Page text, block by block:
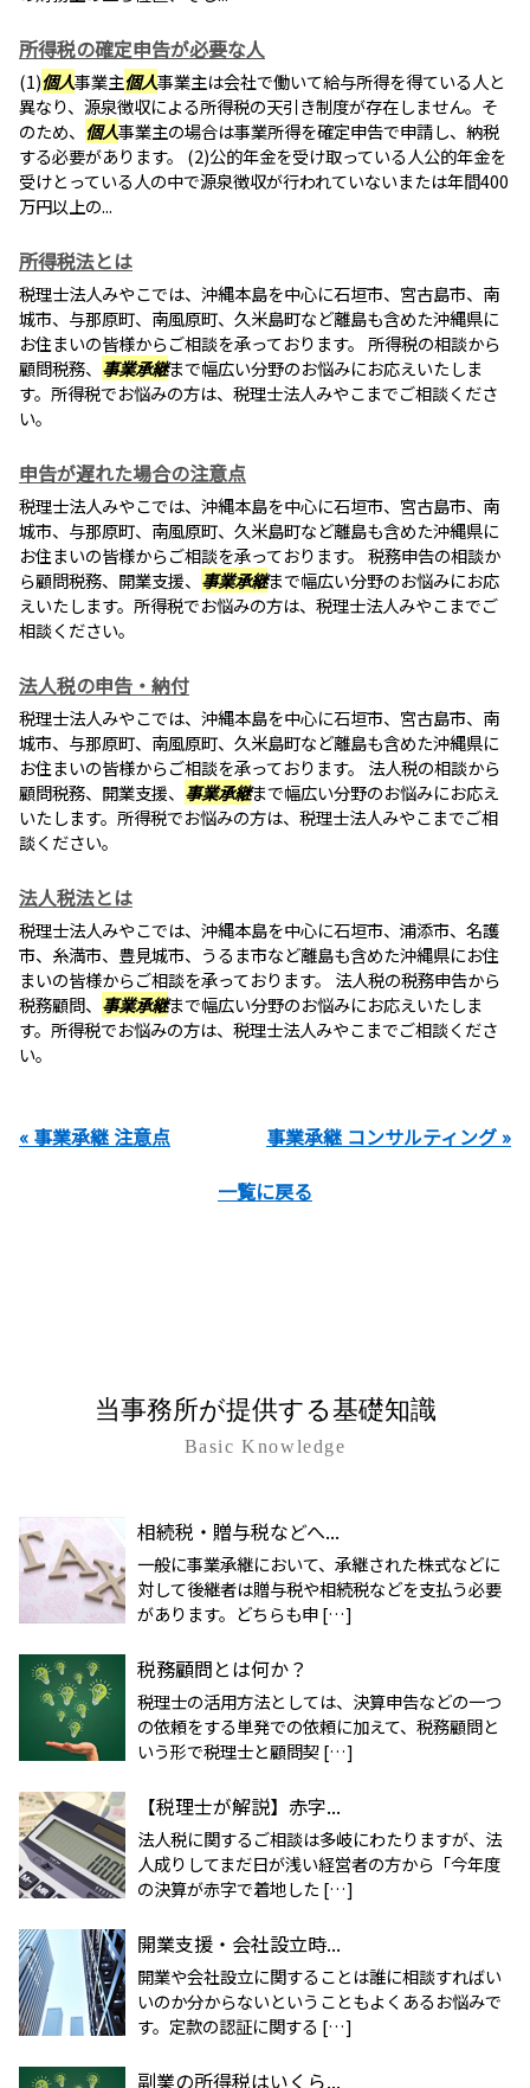
所得税の確定申告が必要な人
(1)個人事業主個人事業主は会社で働いて給与所得を得ている人と
異なり、源泉徴収による所得税の天引き制度が存在しません。そ
のため、 個人事業主の場合は事業所得を確定申告で申請し、納税
する必要があります。 (2)公的年金を受け取っている人公的年金を
受けとっている人の中で源泉徴収が行われていないまたは年間400
万円以上の...
所得税法とは
税理士法人みやこでは、沖縄本島を中心に石垣市、宮古島市、南
城市、与那原町、南風原町、久米島町など離島も含めた沖縄県に
お住まいの皆様からご相談を承っております。 所得税の相談から
顧問税務、 事業承継まで幅広い分野のお悩みにお応えいたしま
す。所得税でお悩みの方は、税理士法人みやこまでご相談くださ
い。
申告が遅れた場合の注意点
税理士法人みやこでは、沖縄本島を中心に石垣市、宮古島市、南
城市、与那原町、南風原町、久米島町など離島も含めた沖縄県に
お住まいの皆様からご相談を承っております。 税務申告の相談か
ら顧問税務、開業支援、 事業承継まで幅広い分野のお悩みにお応
えいたします。所得税でお悩みの方は、税理士法人みやこまでご
相談ください。
法人税の申告・納付
税理士法人みやこでは、沖縄本島を中心に石垣市、宮古島市、南
城市、与那原町、南風原町、久米島町など離島も含めた沖縄県に
お住まいの皆様からご相談を承っております。 法人税の相談から
顧問税務、開業支援、 事業承継まで幅広い分野のお悩みにお応え
いたします。所得税でお悩みの方は、税理士法人みやこまでご相
談ください。
法人税法とは
税理士法人みやこでは、沖縄本島を中心に石垣市、浦添市、名護
市、糸満市、豊見城市、うるま市など離島も含めた沖縄県にお住
まいの皆様からご相談を承っております。 法人税の税務申告から
税務顧問、 事業承継まで幅広い分野のお悩みにお応えいたしま
す。所得税でお悩みの方は、税理士法人みやこまでご相談くださ
い。
« 事業承継 注意点
事業承継 コンサルティング »
一覧に戻る
当事務所が提供する基礎知識
Basic Knowledge
相続税・贈与税などへ...
一般に事業承継において、承継された株式などに
対して後継者は贈与税や相続税などを支払う必要
があります。どちらも申 […]
税務顧問とは何か？
税理士の活用方法としては、決算申告などの一つ
の依頼をする単発での依頼に加えて、税務顧問と
いう形で税理士と顧問契 […]
【税理士が解説】赤字...
法人税に関するご相談は多岐にわたりますが、法
人成りしてまだ日が浅い経営者の方から「今年度
の決算が赤字で着地した […]
開業支援・会社設立時...
開業や会社設立に関することは誰に相談すればい
いのか分からないということもよくあるお悩みで
す。定款の認証に関する […]
副業の所得税はいくら...